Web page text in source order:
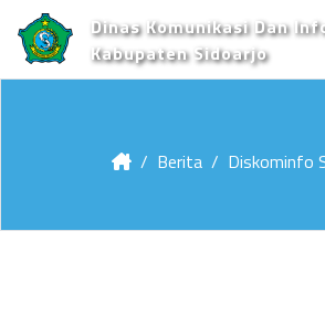
Dinas Komunikasi Dan
Kabupaten Sidoarjo
Berita Diskominfo